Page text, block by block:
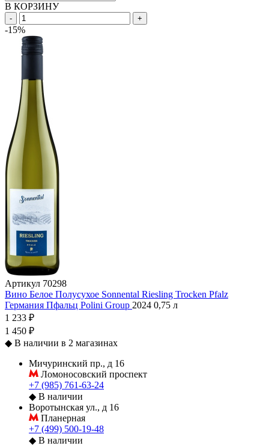
В КОРЗИНУ
- +
-15%
Артикул 70298
Вино Белое Полусухое Sonnental Riesling Trocken Pfalz
Германия Пфальц Polini Group 2024 0,75 л
1 233 ₽
1 450 ₽
◆ В наличии в 2 магазинах
Мичуринский пр., д 16
Ломоносовский проспект
+7 (985) 761-63-24
◆ В наличии
Воротынская ул., д 16
Планерная
+7 (499) 500-19-48
◆ В наличии